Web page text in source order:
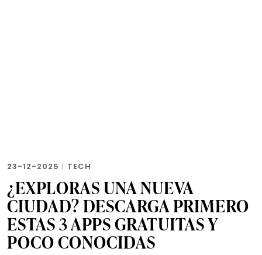
23-12-2025 | TECH
¿EXPLORAS UNA NUEVA
CIUDAD? DESCARGA PRIMERO
ESTAS 3 APPS GRATUITAS Y
POCO CONOCIDAS